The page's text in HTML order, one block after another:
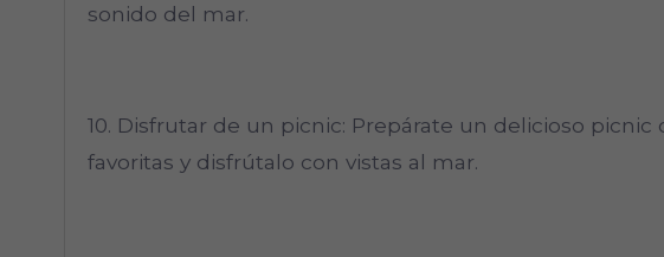
sonido del mar.
10. Disfrutar de un picnic: Prepárate un delicioso picnic
favoritas y disfrútalo con vistas al mar.